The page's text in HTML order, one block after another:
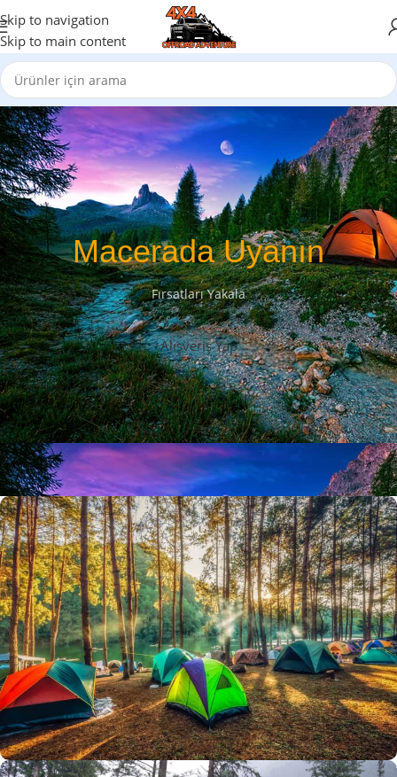
Skip to navigation
Skip to main content
Macerada Uyanın
Fırsatları Yakala
Alışveriş Yap